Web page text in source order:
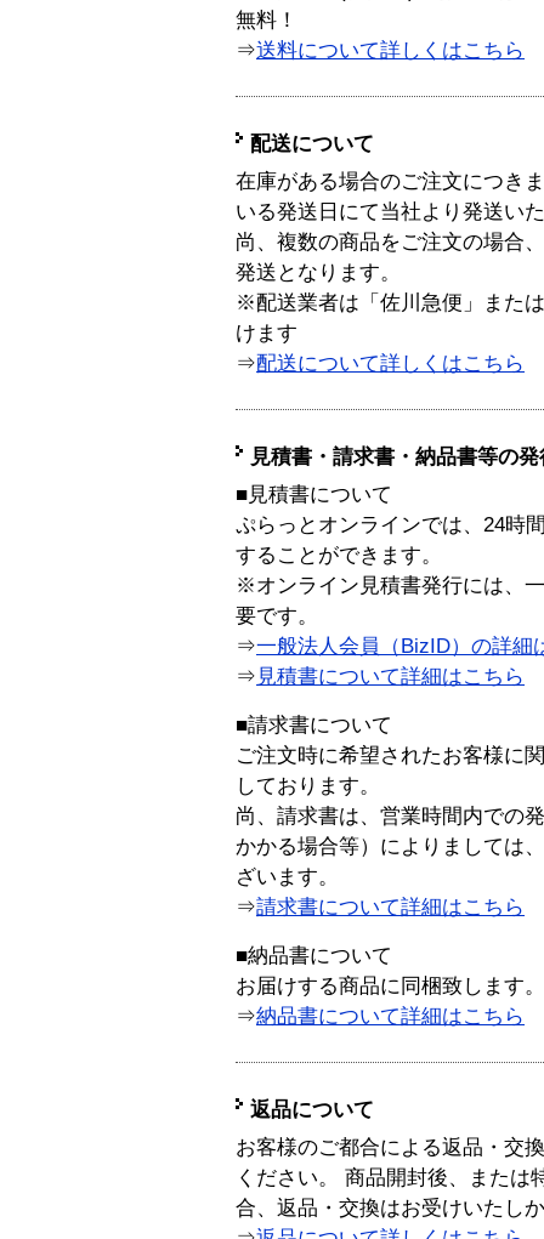
無料！
⇒送料について詳しくはこちら
配送について
在庫がある場合のご注文につき
いる発送日にて当社より発送い
尚、複数の商品をご注文の場合
発送となります。
※配送業者は「佐川急便」また
けます
⇒配送について詳しくはこちら
見積書・請求書・納品書等の
■見積書について
ぷらっとオンラインでは、24時
することができます。
※オンライン見積書発行には、
要です。
⇒一般法人会員（BizID）の詳細
⇒ 見積書について詳細はこちら
■請求書について
ご注文時に希望されたお客様に
しております。
尚、請求書は、営業時間内での
かかる場合等）によりましては
ざいます。
⇒請求書について詳細はこちら
■納品書について
お届けする商品に同梱致します。
⇒納品書について詳細はこちら
返品について
お客様のご都合による返品・交
ください。 商品開封後、または
合、返品・交換はお受けいたし